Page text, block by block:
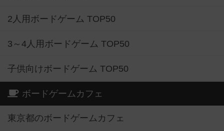
2人用ボードゲーム TOP50
3～4人用ボードゲーム TOP50
子供向けボードゲーム TOP50
ボードゲームカフェ
東京都のボードゲームカフェ